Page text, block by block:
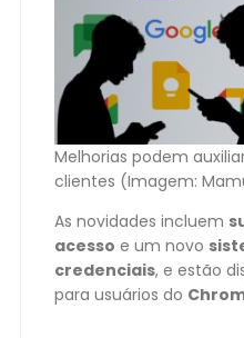
Melhorias podem
clientes (Imagem:
As novidades incluem
acesso e um novo
credenciais, e estão
para usuários do